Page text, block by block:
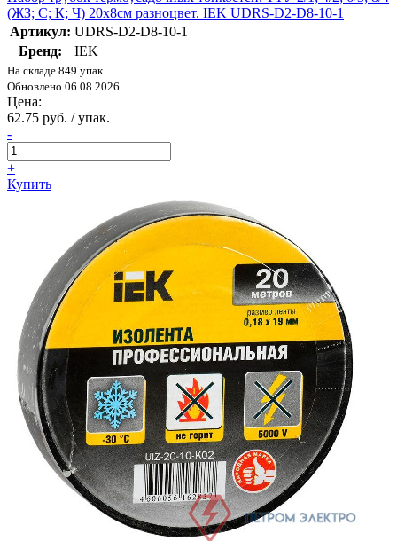
(ЖЗ; С; К; Ч) 20х8см разноцвет. IEK UDRS-D2-D8-10-1
Артикул: UDRS-D2-D8-10-1
Бренд:
IEK
На складе 849 упак.
Обновлено 06.08.2026
Цена:
62.75 руб. / упак.
-
+
Купить